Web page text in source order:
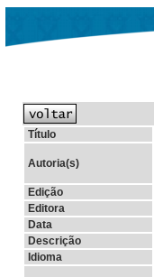
Título
Autoria(s)
Edição
Editora
Data
Descrição
Idioma